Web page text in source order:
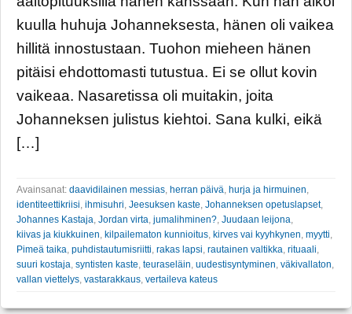
kuulla huhuja Johanneksesta, hänen oli vaikea
hillitä innostustaan. Tuohon mieheen hänen
pitäisi ehdottomasti tutustua. Ei se ollut kovin
vaikeaa. Nasaretissa oli muitakin, joita
Johanneksen julistus kiehtoi. Sana kulki, eikä
[…]
Avainsanat: daavidilainen messias herran päivä hurja ja hirmuinen
identiteettikriisi ihmisuhri Jeesuksen kaste Johanneksen opetuslapset,
Johannes Kastaja Jordan virta jumalihminen? Juudaan leijona
kiivas ja kiukkuinen kilpailematon kunnioitus kirves vai kyyhkynen myytti
Pimeä taika puhdistautumisriitti rakas lapsi rautainen valtikka rituaali
suuri kostaja syntisten kaste teuraseläin uudestisyntyminen väkivallaton
vallan viettelys vastarakkaus vertaileva kateus